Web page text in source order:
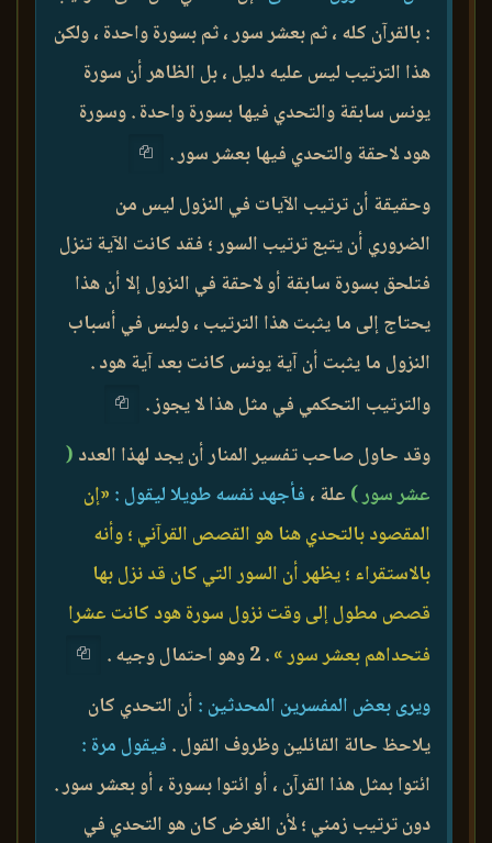
: بالقرآن كله ، ثم بعشر سور ، ثم بسورة واحدة ، ولكن
هذا الترتيب ليس عليه دليل ، بل الظاهر أن سورة
يونس سابقة والتحدي فيها بسورة واحدة . وسورة
هود لاحقة والتحدي فيها بعشر سور .
وحقيقة أن ترتيب الآيات في النزول ليس من
الضروري أن يتبع ترتيب السور ؛ فقد كانت الآية تنزل
فتلحق بسورة سابقة أو لاحقة في النزول إلا أن هذا
يحتاج إلى ما يثبت هذا الترتيب ، وليس في أسباب
النزول ما يثبت أن آية يونس كانت بعد آية هود .
والترتيب التحكمي في مثل هذا لا يجوز .
وقد حاول صاحب تفسير المنار أن يجد لهذا العدد (
عشر سور ) علة ، فأجهد نفسه طويلا ليقول : «إن
المقصود بالتحدي هنا هو القصص القرآني ؛ وأنه
بالاستقراء ؛ يظهر أن السور التي كان قد نزل بها
قصص مطول إلى وقت نزول سورة هود كانت عشرا
فتحداهم بعشر سور ». 2 وهو احتمال وجيه .
ويرى بعض المفسرين المحدثين : أن التحدي كان
يلاحظ حالة القائلين وظروف القول . فيقول مرة :
ائتوا بمثل هذا القرآن ، أو ائتوا بسورة ، أو بعشر سور .
دون ترتيب زمني ؛ لأن الغرض كان هو التحدي في